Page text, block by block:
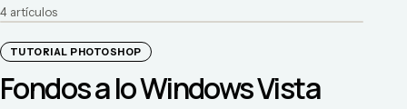
4 artículos
TUTORIAL PHOTOSHOP
Fondos a lo Windows Vista